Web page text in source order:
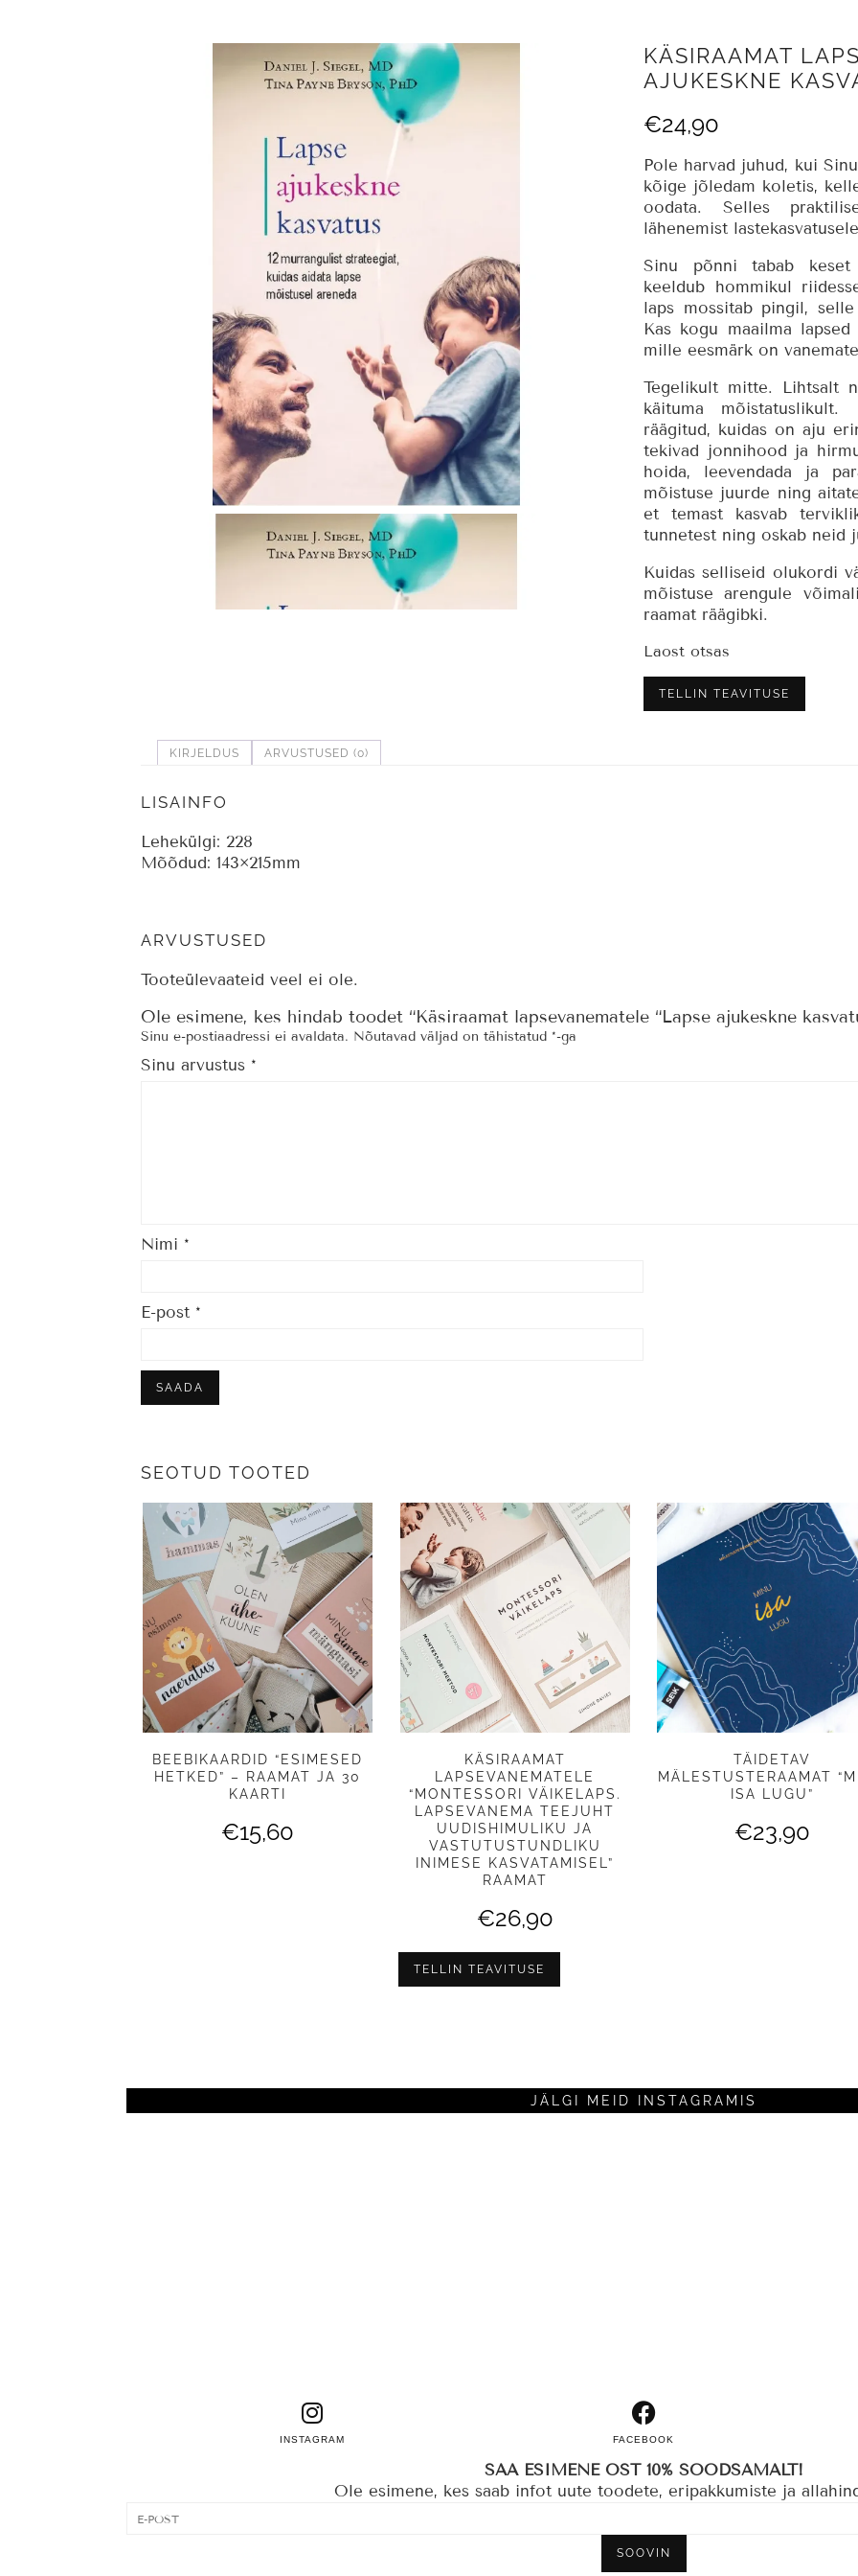
KÄSIRAAMAT
AJUKESKNE
€24,90
Pole harvad juhud, kui
kõige jõledam koletis,
oodata. Selles
lähenemist
Sinu põnni tabab
keeldub hommikul
laps mossitab pingil,
Kas kogu maailma
mille eesmärk on
Tegelikult mitte. Lihtsalt
käituma
räägitud, kuidas on aju
tekivad jonnihood ja
hoida, leevendada ja
mõistuse juurde ning
et temast kasvab
tunnetest ning oskab neid
Kuidas selliseid olukordi
mõistuse arengule
raamat räägibki.
Laost otsas
TELLIN TEAVITUSE
KIRJELDUS ARVUSTUSED (0)
LISAINFO
Lehekülgi: 228
Mõõdud: 143×215mm
ARVUSTUSED
Tooteülevaateid veel ei ole.
Ole esimene, kes hindab toodet “Käsiraamat lapsevanematele “Lapse ajukeskne
Sinu e-postiaadressi ei avaldata. Nõutavad väljad on tähistatud *-ga
Sinu arvustus *
Nimi *
E-post *
SEOTUD TOOTED
BEEBIKAARDID “ESIMESED
HETKED” – RAAMAT JA 30
KAARTI
€15,60
KÄSIRAAMAT
LAPSEVANEMATELE
“MONTESSORI VÄIKELAPS.
LAPSEVANEMA TEEJUHT
UUDISHIMULIKU JA
VASTUTUSTUNDLIKU
INIMESE KASVATAMISEL”
RAAMAT
€26,90
TELLIN TEAVITUSE
TÄIDETAV
MÄLESTUSTERAAMAT
ISA LUGU”
€23,90
JÄLGI MEID INSTAGRAMIS
INSTAGRAM FACEBOOK
SAA ESIMENE OST 10% SOODSAMALT!
Ole esimene, kes saab infot uute toodete, eripakkumiste ja
SOOVIN